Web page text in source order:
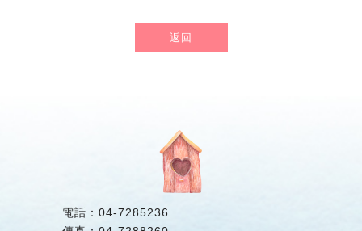
返回
電話： 04-7285236